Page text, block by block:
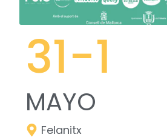
31-1
MAYO
Felanitx